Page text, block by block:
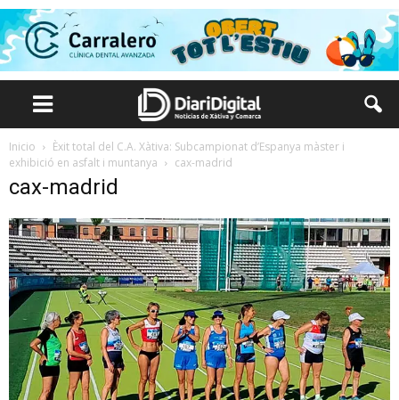
Inicio
Èxit total del C.A. Xàtiva: Subcampionat d’Espanya màster i
exhibició en asfalt i muntanya
cax-madrid
cax-madrid